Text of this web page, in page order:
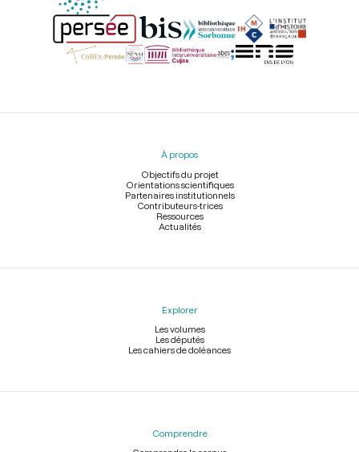
Menu
À propos
Objectifs du projet
Orientations scientifiques
Partenaires institutionnels
Contributeurs-trices
Ressources
Actualités
Explorer
Les volumes
Les députés
Les cahiers de doléances
Comprendre